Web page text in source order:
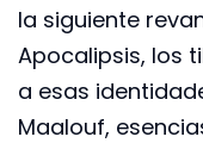
la siguiente
Apocalipsis, los
a esas
Maalouf,